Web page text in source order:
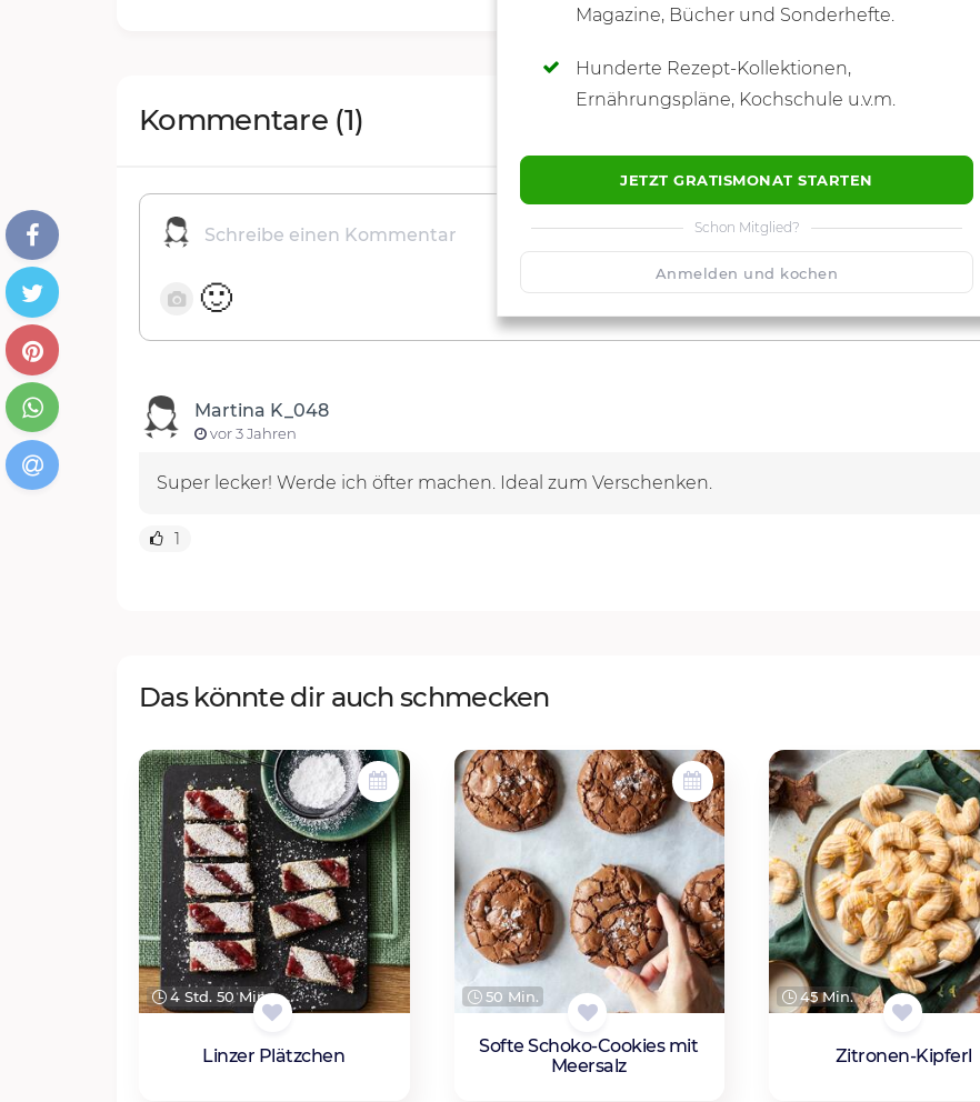
Magazine, Bücher und Sonderhefte.
Hunderte Rezept-Kollektionen,
Ernährungspläne, Kochschule u.v.m.
JETZT GRATISMONAT STARTEN
Schon Mitglied?
Anmelden und kochen
Kommentare (1)
🙂
Martina K_048
vor 3 Jahren
Super lecker! Werde ich öfter machen. Ideal zum Verschenken.
1
Das könnte dir auch schmecken
4 Std. 50 Min.
Linzer Plätzchen
50 Min.
Softe Schoko-Cookies mit
Meersalz
45 Min.
Zitronen-Kipferl